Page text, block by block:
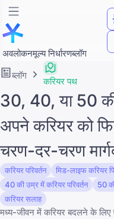
अवलोकनमूल्य निर्धारणब्लॉग
ब्लॉग
करियर पथ
30, 40, या 50 की
अपने करियर को
चरण-दर-चरण
करियर परिवर्तन मिड-लाइफ करियर
40 की उम्र में करियर परिवर्तन
50
करियर सलाह
मध्य-जीवन में करियर बदलने के लिए